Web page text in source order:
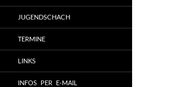
JUGENDSCHACH
TERMINE
LINKS
INFOS PER E-MAIL